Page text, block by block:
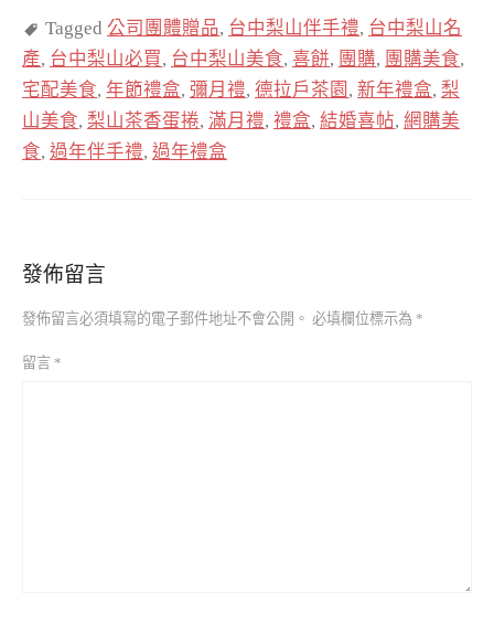
Tagged 公司團體贈品, 台中梨山伴手禮, 台中梨山名
產, 台中梨山必買, 台中梨山美食, 喜餅, 團購, 團購美食,
宅配美食, 年節禮盒, 彌月禮, 德拉戶茶園 , 新年禮盒, 梨
山美食, 梨山茶香蛋捲, 滿月禮, 禮盒, 結婚喜帖, 網購美
食, 過年伴手禮, 過年禮盒
發佈留言
發佈留言必須填寫的電子郵件地址不會公開。 必填欄位標示為 *
留言 *